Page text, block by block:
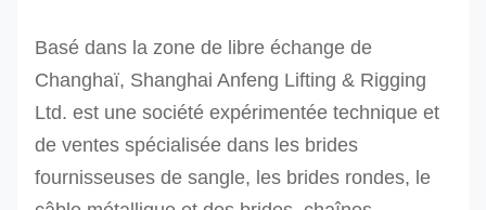
Basé dans la zone de libre échange de
Changhaï, Shanghai Anfeng Lifting & Rigging
Ltd. est une société expérimentée technique et
de ventes spécialisée dans les brides
fournisseuses de sangle, les brides rondes, le